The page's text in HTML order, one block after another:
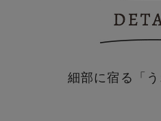
細部に宿る「う